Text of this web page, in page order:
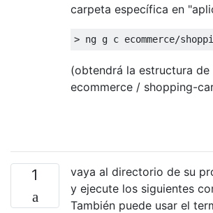
carpeta específica en
(obtendrá la estructura
ecommerce / shopping-
1
vaya al directorio de su
y ejecute los siguientes
También puede usar el